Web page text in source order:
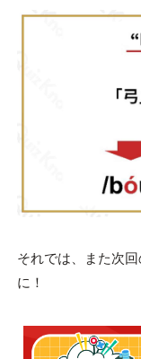
それでは、また次回
に！